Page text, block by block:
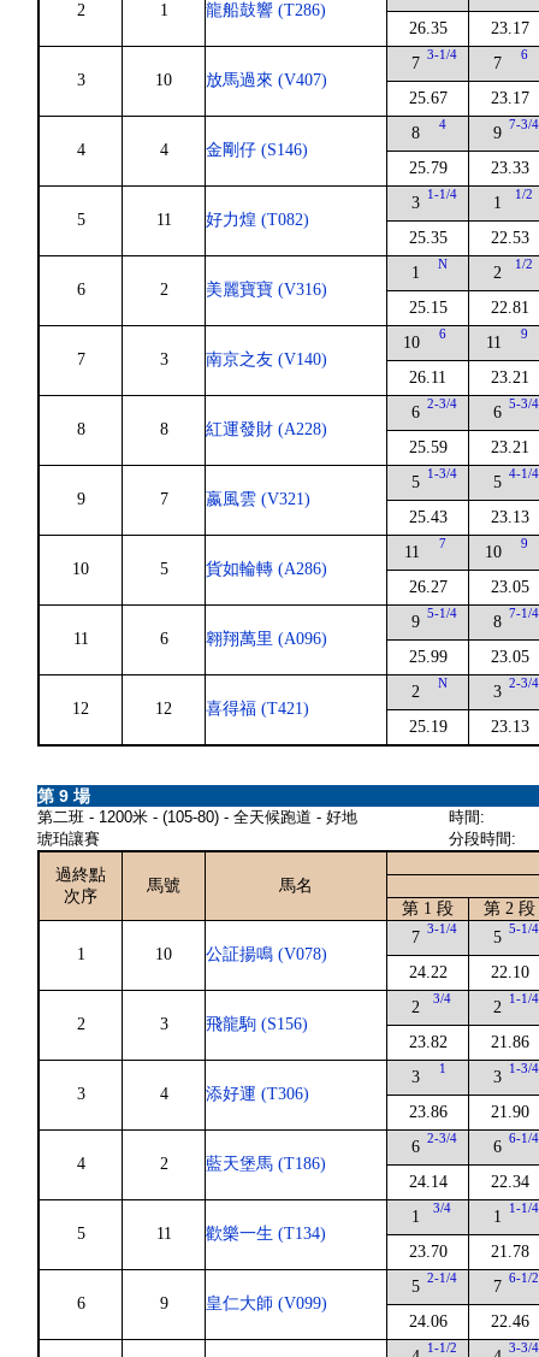
2 1 龍船鼓響 (T286)
26.35 23.17
3 10 放馬過來 (V407)
7 3-1/4
25.67
7 6
23.17
4 4 金剛仔 (S146)
8 4
25.79
9 7-3/4
23.33
5 11 好力煌 (T082)
3 1-1/4
25.35
1 1/2
22.53
6 2 美麗寶寶 (V316)
1 N
25.15
2 1/2
22.81
7 3 南京之友 (V140)
10 6
26.11
11 9
23.21
8 8 紅運發財 (A228)
6 2-3/4
25.59
6 5-3/4
23.21
9 7 嬴風雲 (V321)
5 1-3/4
25.43
5 4-1/4
23.13
10 5 貨如輪轉 (A286)
11 7
26.27
10 9
23.05
11 6 翱翔萬里 (A096)
9 5-1/4
25.99
8 7-1/4
23.05
12 12 喜得福 (T421)
2 N
25.19
3 2-3/4
23.13
第 9 場
第二班 - 1200米 - (105-80) - 全天候跑道 - 好地
琥珀讓賽
時間:
分段時間:
過終點
次序
馬號
馬名
第 1 段
第 2 段
1 10 公証揚鳴 (V078)
7 3-1/4
24.22
5 5-1/4
22.10
2 3 飛龍駒 (S156)
2 3/4
23.82
2 1-1/4
21.86
3 4 添好運 (T306)
3 1
23.86
3 1-3/4
21.90
4 2 藍天堡馬 (T186)
6 2-3/4
24.14
6 6-1/4
22.34
5 11 歡樂一生 (T134)
1 3/4
23.70
1 1-1/4
21.78
6 9 皇仁大師 (V099)
5 2-1/4
24.06
7 6-1/2
22.46
1-1/2 3-3/4